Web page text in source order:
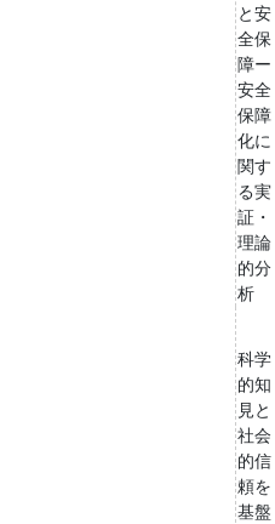
と安
全保
障ー
安全
保障
化に
関す
る実
証・
理論
的分
析
科学
的知
見と
社会
的信
頼を
基盤